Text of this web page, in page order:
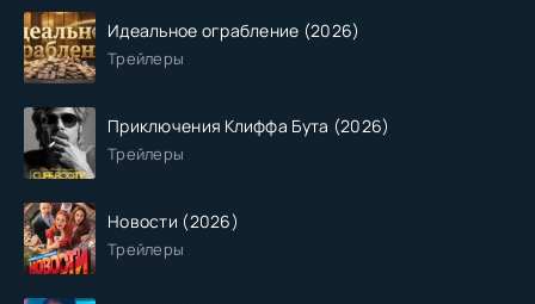
Идеальное ограбление (2026)
Трейлеры
Приключения Клиффа Бута (2026)
Трейлеры
Новости (2026)
Трейлеры